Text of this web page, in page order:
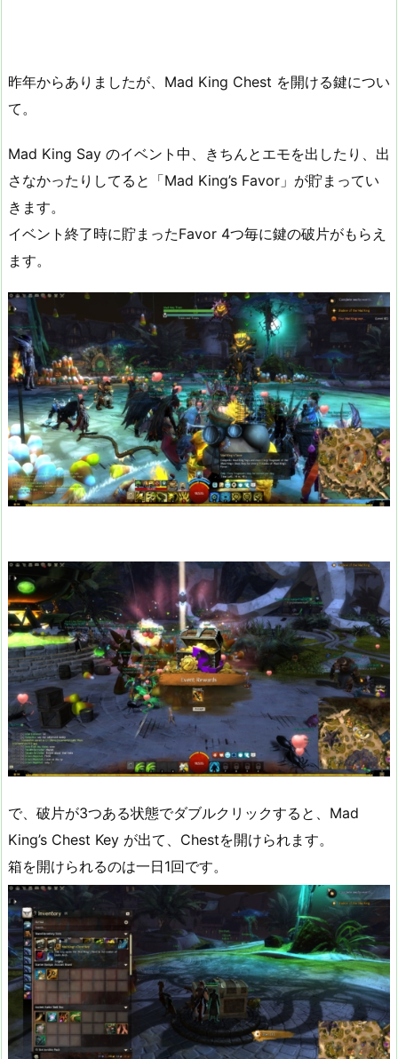
昨年からありましたが、Mad King Chest を開ける鍵につい
て。
Mad King Say のイベント中、きちんとエモを出したり、出
さなかったりしてると「Mad King’s Favor」が貯まってい
きます。
イベント終了時に貯まったFavor 4つ毎に鍵の破片がもらえ
ます。
で、破片が3つある状態でダブルクリックすると、Mad
King’s Chest Key が出て、Chestを開けられます。
箱を開けられるのは一日1回です。